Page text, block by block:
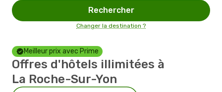
Rechercher
Changer la destination ?
Meilleur prix avec Prime
Offres d'hôtels illimitées à
La Roche-Sur-Yon